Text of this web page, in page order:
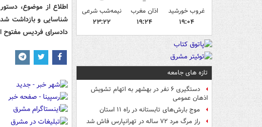
غروب خورشید
۱۹:۰۴
اذان مغرب
۱۹:۲۴
نیمه‌شب شرعی
۲۳:۲۲
تازه های جامعه
دستگیری ۶ نفر در بهشهر به اتهام تشویش
اذهان عمومی
موج بارش‌های تابستانه در راه ۱۱ استان
راز مرگ مرد ۷۲ ساله در تهرانپارس فاش شد
اطلاع از موضوع،
شناسایی و بازداشت
دادسرای فردیس